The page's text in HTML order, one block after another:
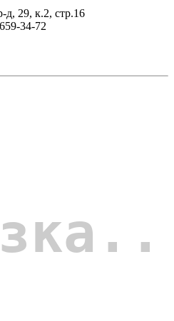
29, к.2, стр.16
34-72